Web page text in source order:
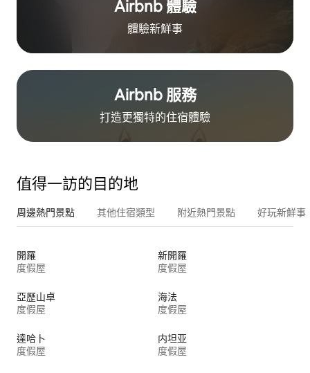
Airbnb 體驗
體驗新鮮事
Airbnb 服務
打造更獨特的住⁠宿⁠體⁠驗
值得一訪的目的地
周邊熱門景點 其他住宿類型 附近熱門景點 好玩新鮮事
開羅
度假屋
新開羅
度假屋
亞歷山卓
度假屋
海法
度假屋
達哈卜
度假屋
内坦亚
度假屋